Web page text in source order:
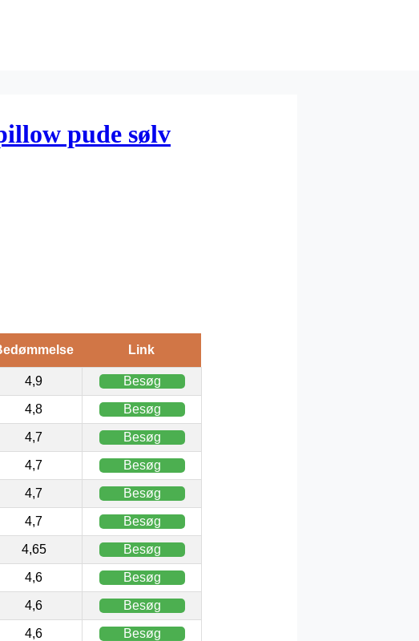
pude sølv
Link
4,9 Besøg
4,8 Besøg
4,7 Besøg
4,7 Besøg
4,7 Besøg
4,7 Besøg
4,65 Besøg
4,6 Besøg
4,6 Besøg
4,6 Besøg